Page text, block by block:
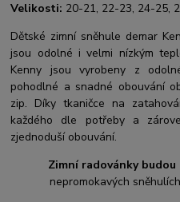
Velikosti: 20-21, 22-23, 24-25,
Dětské zimní sněhule demar
jsou odolné i velmi nízkým
Kenny jsou vyrobeny z
pohodlné a snadné obouvání
zip. Díky tkaničce na
každého dle potřeby a
zjednoduší obouvání.
Zimní radovánky budou
nepromokavých